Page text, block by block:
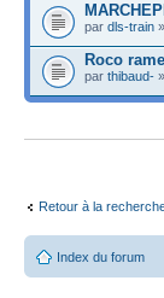
par dls-train
Roco
par thibaud-
Retour à la
Index du forum